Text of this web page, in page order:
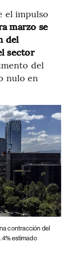
el impulso
marzo se
del
sector
del
nulo en
contracción del
estimado